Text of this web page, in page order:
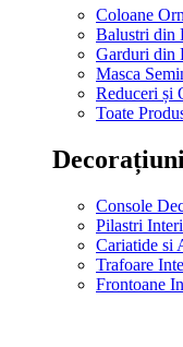
Coloane
Balustri din
Garduri din
Masca
Reduceri și
Toate
Console
Pilastri
Cariatide si
Trafoare
Frontoane